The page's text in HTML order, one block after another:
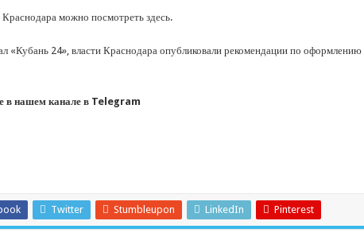
Краснодара можно посмотреть здесь.
«Кубань 24», власти Краснодара опубликовали рекомендации по оформлению
в нашем канале в Telegram
Twitter Stumbleupon LinkedIn Pinterest